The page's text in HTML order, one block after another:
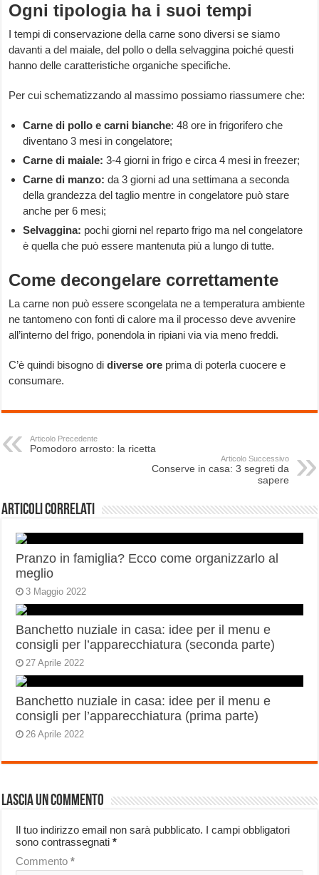
Ogni tipologia ha i suoi tempi
I tempi di conservazione della carne sono diversi se siamo
davanti a del maiale, del pollo o della selvaggina poiché questi
hanno delle caratteristiche organiche specifiche.
Per cui schematizzando al massimo possiamo riassumere che:
Carne di pollo e carni bianche: 48 ore in frigorifero che
diventano 3 mesi in congelatore;
Carne di maiale: 3-4 giorni in frigo e circa 4 mesi in freezer;
Carne di manzo: da 3 giorni ad una settimana a seconda
della grandezza del taglio mentre in congelatore può stare
anche per 6 mesi;
Selvaggina: pochi giorni nel reparto frigo ma nel congelatore
è quella che può essere mantenuta più a lungo di tutte.
Come decongelare correttamente
La carne non può essere scongelata ne a temperatura ambiente
ne tantomeno con fonti di calore ma il processo deve avvenire
all’interno del frigo, ponendola in ripiani via via meno freddi.
C’è quindi bisogno didiverse ore prima di poterla cuocere e
consumare.
Articolo Precedente
Pomodoro arrosto: la ricetta
Articolo Successivo
Conserve in casa: 3 segreti da
sapere
Articoli correlati
Pranzo in famiglia? Ecco come organizzarlo al
meglio
3 Maggio 2022
Banchetto nuziale in casa: idee per il menu e
consigli per l’apparecchiatura (seconda parte)
27 Aprile 2022
Banchetto nuziale in casa: idee per il menu e
consigli per l’apparecchiatura (prima parte)
26 Aprile 2022
Lascia un commento
Il tuo indirizzo email non sarà pubblicato. I campi obbligatori
sono contrassegnati*
Commento*